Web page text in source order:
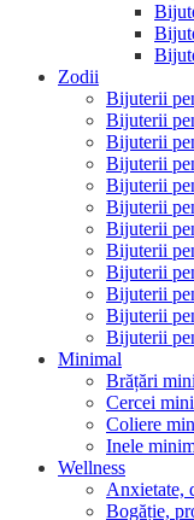
Zodii
Bijuterii
Bijuterii
Bijuterii
Bijuterii
Bijuterii
Bijuterii
Bijuterii
Bijuterii
Bijuterii
Bijuterii
Bijuterii
Bijuterii
Minimal
Brățări
Cercei
Coliere
Inele
Wellness
Anxietate,
Bogăție,